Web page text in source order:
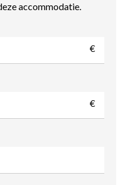
accommodatie.
€
€